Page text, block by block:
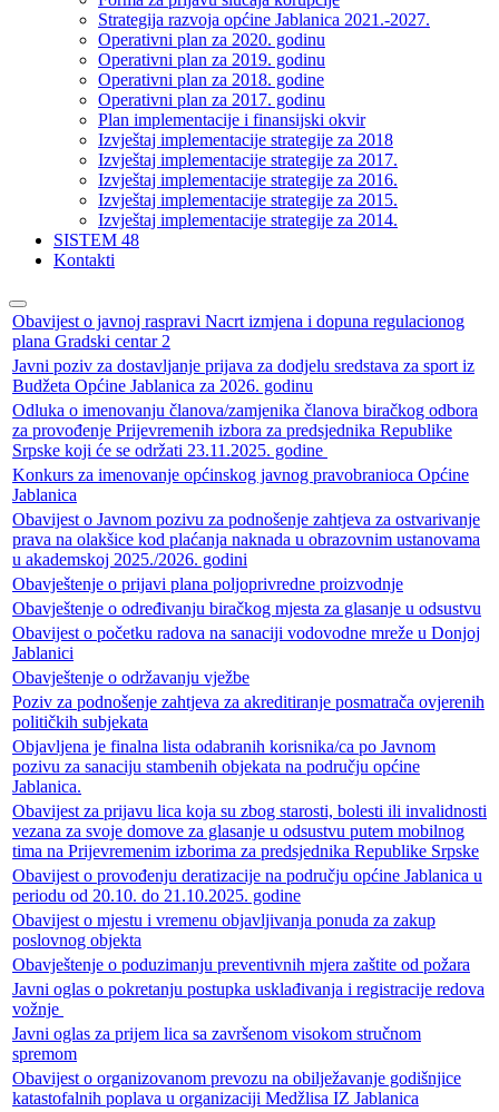
Strategija razvoja općine Jablanica 2021.-2027.
Operativni plan za 2020. godinu
Operativni plan za 2019. godinu
Operativni plan za 2018. godine
Operativni plan za 2017. godinu
Plan implementacije i finansijski okvir
Izvještaj implementacije strategije za 2018
Izvještaj implementacije strategije za 2017.
Izvještaj implementacije strategije za 2016.
Izvještaj implementacije strategije za 2015.
Izvještaj implementacije strategije za 2014.
SISTEM 48
Kontakti
Obavijest o javnoj raspravi Nacrt izmjena i dopuna regulacionog
plana Gradski centar 2
Javni poziv za dostavljanje prijava za dodjelu sredstava za sport iz
Budžeta Općine Jablanica za 2026. godinu
Odluka o imenovanju članova/zamjenika članova biračkog odbora
za provođenje Prijevremenih izbora za predsjednika Republike
Srpske koji će se održati 23.11.2025. godine
Konkurs za imenovanje općinskog javnog pravobranioca Općine
Jablanica
Obavijest o Javnom pozivu za podnošenje zahtjeva za ostvarivanje
prava na olakšice kod plaćanja naknada u obrazovnim ustanovama
u akademskoj 2025./2026. godini
Obavještenje o prijavi plana poljoprivredne proizvodnje
Obavještenje o određivanju biračkog mjesta za glasanje u odsustvu
Obavijest o početku radova na sanaciji vodovodne mreže u Donjoj
Jablanici
Obavještenje o održavanju vježbe
Poziv za podnošenje zahtjeva za akreditiranje posmatrača ovjerenih
političkih subjekata
Objavljena je finalna lista odabranih korisnika/ca po Javnom
pozivu za sanaciju stambenih objekata na području općine
Jablanica.
Obavijest za prijavu lica koja su zbog starosti, bolesti ili invalidnosti
vezana za svoje domove za glasanje u odsustvu putem mobilnog
tima na Prijevremenim izborima za predsjednika Republike Srpske
Obavijest o provođenju deratizacije na području općine Jablanica u
periodu od 20.10. do 21.10.2025. godine
Obavijest o mjestu i vremenu objavljivanja ponuda za zakup
poslovnog objekta
Obavještenje o poduzimanju preventivnih mjera zaštite od požara
Javni oglas o pokretanju postupka usklađivanja i registracije redova
vožnje
Javni oglas za prijem lica sa završenom visokom stručnom
spremom
Obavijest o organizovanom prevozu na obilježavanje godišnjice
katastofalnih poplava u organizaciji Medžlisa IZ Jablanica